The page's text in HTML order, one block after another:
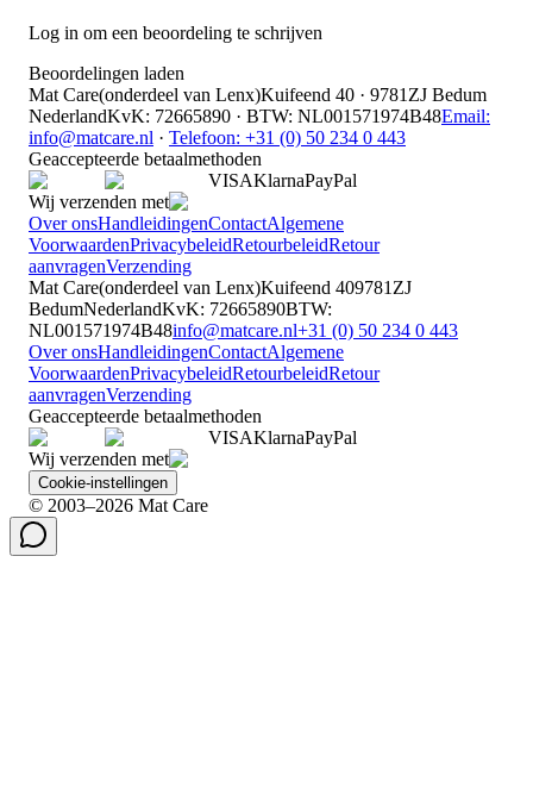
Log in om een beoordeling te schrijven
Beoordelingen laden
Mat Care(onderdeel van Lenx)Kuifeend 40 · 9781ZJ Bedum
NederlandKvK: 72665890 · BTW: NL001571974B48Email:
info@matcare.nl · Telefoon: +31 (0) 50 234 0 443
Geaccepteerde betaalmethoden
VISAKlarnaPayPal
Wij verzenden met
Over onsHandleidingenContactAlgemene
VoorwaardenPrivacybeleidRetourbeleidRetour
aanvragenVerzending
Mat Care(onderdeel van Lenx)Kuifeend 409781ZJ
BedumNederlandKvK: 72665890BTW:
NL001571974B48info@matcare.nl+31 (0) 50 234 0 443
Over onsHandleidingenContactAlgemene
VoorwaardenPrivacybeleidRetourbeleidRetour
aanvragenVerzending
Geaccepteerde betaalmethoden
VISAKlarnaPayPal
Wij verzenden met
Cookie-instellingen
© 2003–2026 Mat Care